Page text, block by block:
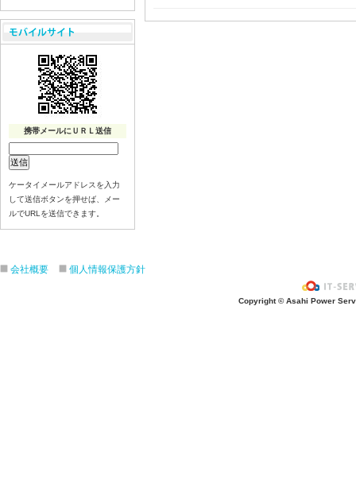
携帯メールにＵＲＬ送信
ケータイメールアドレスを入力
して送信ボタンを押せば、メー
ルでURLを送信できます。
会社概要 個人情報保護方針
Copyright © Asahi Power